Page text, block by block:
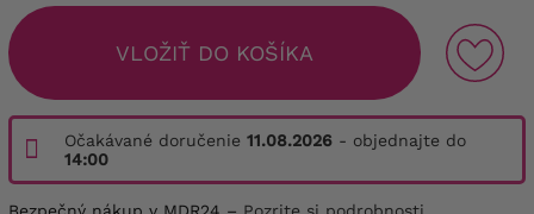
VLOŽIŤ DO KOŠÍKA
Očakávané doručenie 11.08.2026 - objednajte do
14:00
Bezpečný nákup v MDR24 – Pozrite si podrobnosti